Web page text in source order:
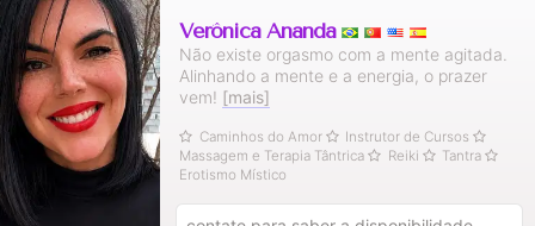
Verônica Ananda
Não existe orgasmo com a mente agitada.
Alinhando a mente e a energia, o prazer
vem! [mais]
Caminhos do Amor
Instrutor de Cursos
Massagem e Terapia Tântrica
Reiki
Tantra
Erotismo Místico